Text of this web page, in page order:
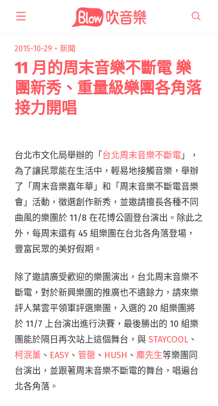
2015-10-29・ 新聞
11 月的周末音樂不斷電 樂
團新秀、重量級樂團各角落
接力開唱
台北市文化局舉辦的「 台北周末音樂不斷電 」，
為了讓民眾能在生活中，輕易地接觸音樂，舉辦
了「周末音樂嘉年華」和「周末音樂不斷電音樂
會」活動，徵選創作新秀，並邀請擅長各種不同
曲風的樂團於 11/8 在花博公園登台演出。除此之
外，每周末還有 45 組樂團在台北各角落登場，
豐富民眾的美好假期。
除了邀請廣受歡迎的樂團演出，台北周末音樂不
斷電，對於新興樂團的推廣也不遺餘力，請來樂
評人葉雲平領軍評選樂團，入選的 20 組樂團將
於 11/7 上台演出進行決賽，最後勝出的 10 組樂
團能於隔日再次站上這個舞台，與 STAYCOOL 、
柯泯薰 、 EASY 、 管罄 、 HUSH 、 麋先生等樂團同
台演出，並跟著周末音樂不斷電的舞台，唱遍台
北各角落。